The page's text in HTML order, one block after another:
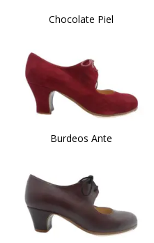
Chocolate Piel
Burdeos Ante